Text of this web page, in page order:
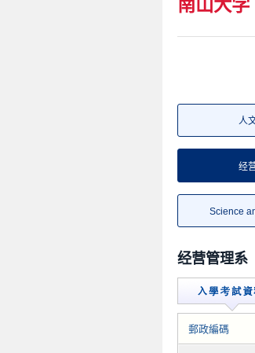
南山大学
人
经
Science
经营管理系
郵政編碼